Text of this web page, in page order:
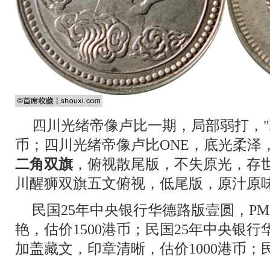
四川光绪帝像卢比一期，局部弱打
币；四川光绪帝像卢比ONE，底光柔泽
二角双旗，俯视散尾版，不失原光，存
川醒狮双旗五文俯视，低尾版，原汁原
民国25年中央银行华德路版壹圆，
艳，估价1500港币；民国25年中央银行
加盖藏文，印章清晰，估价1000港币；